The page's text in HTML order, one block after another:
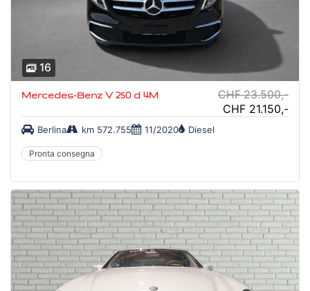
16
Mercedes-Benz V 250 d 4M CHF 23.500,-
CHF 21.150,-
Berlina km 572.755 11/2020 Diesel
Pronta consegna